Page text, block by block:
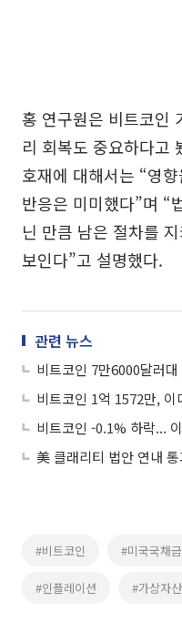
홍 연구원은 비트코인
리 회복도 중요하다고
호재에 대해서는 “영
반응은 미미했다”며 “
닌 만큼 남은 절차를
보인다”고 설명했다.
관련 뉴스
비트코인 7만6000달러
비트코인 1억 1572만,
#비트코인 #미국국채
#인플레이션 #가상자산